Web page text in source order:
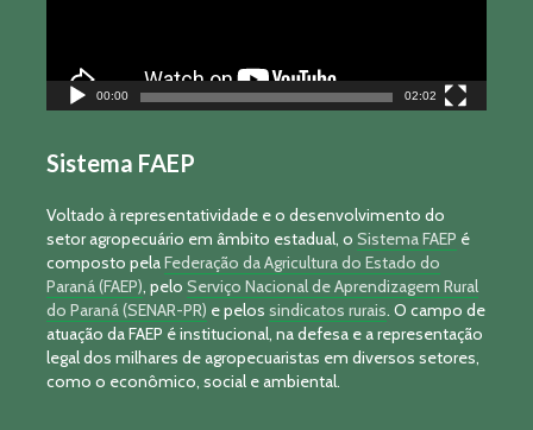
00:00 02:02
Sistema FAEP
Voltado à representatividade e o desenvolvimento do
setor agropecuário em âmbito estadual, o Sistema FAEP é
composto pelaFederação da Agricultura do Estado do
Paraná (FAEP), pelo Serviço Nacional de Aprendizagem Rural
do Paraná (SENAR-PR) e pelos sindicatos rurais. O campo de
atuação da FAEP é institucional, na defesa e a representação
legal dos milhares de agropecuaristas em diversos setores,
como o econômico, social e ambiental.